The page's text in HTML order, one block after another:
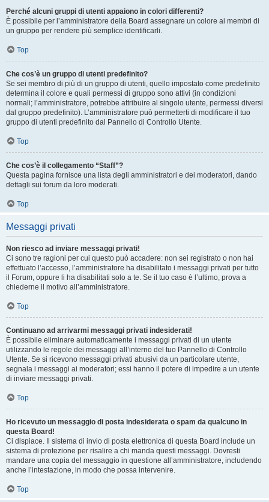
Perché alcuni gruppi di utenti appaiono in colori differenti?
È possibile per l’amministratore della Board assegnare un colore ai membri di
un gruppo per rendere più semplice identificarli.
Top
Che cos’è un gruppo di utenti predefinito?
Se sei membro di più di un gruppo di utenti, quello impostato come predefinito
determina il colore e quali permessi di gruppo sono attivi (in condizioni
normali; l’amministratore, potrebbe attribuire al singolo utente, permessi diversi
dal gruppo predefinito). L’amministratore può permetterti di modificare il tuo
gruppo di utenti predefinito dal Pannello di Controllo Utente.
Top
Che cos’è il collegamento “Staff”?
Questa pagina fornisce una lista degli amministratori e dei moderatori, dando
dettagli sui forum da loro moderati.
Top
Messaggi privati
Non riesco ad inviare messaggi privati!
Ci sono tre ragioni per cui questo può accadere: non sei registrato o non hai
effettuato l’accesso, l’amministratore ha disabilitato i messaggi privati per tutto
il Forum, oppure li ha disabilitati solo a te. Se il tuo caso è l’ultimo, prova a
chiederne il motivo all’amministratore.
Top
Continuano ad arrivarmi messaggi privati indesiderati!
È possibile eliminare automaticamente i messaggi privati ​​di un utente
utilizzando le regole dei messaggi all’interno del tuo Pannello di Controllo
Utente. Se si ricevono messaggi privati ​​abusivi da un particolare utente,
segnala i messaggi ai moderatori; essi hanno il potere di impedire a un utente
di inviare messaggi privati​​.
Top
Ho ricevuto un messaggio di posta indesiderata o spam da qualcuno in
questa Board!
Ci dispiace. Il sistema di invio di posta elettronica di questa Board include un
sistema di protezione per risalire a chi manda questi messaggi. Dovresti
mandare una copia del messaggio in questione all’amministratore, includendo
anche l’intestazione, in modo che possa intervenire.
Top